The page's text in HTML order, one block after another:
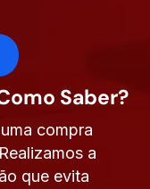
Saber?
compra
a
que evita